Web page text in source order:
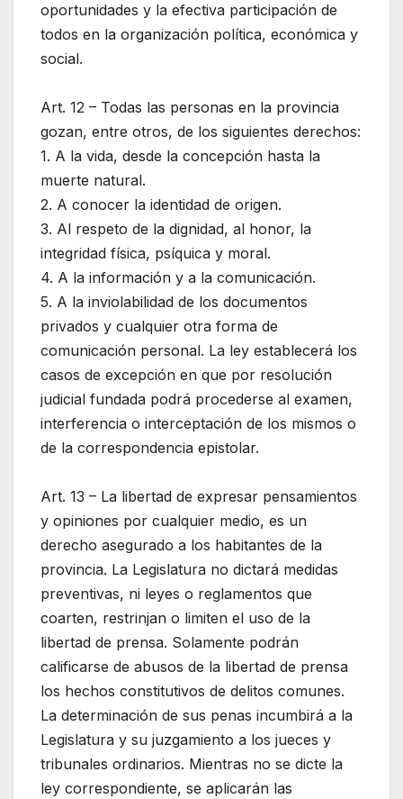
oportunidades y la efectiva participación de
todos en la organización política, económica y
social.
Art. 12 – Todas las personas en la provincia
gozan, entre otros, de los siguientes derechos:
1. A la vida, desde la concepción hasta la
muerte natural.
2. A conocer la identidad de origen.
3. Al respeto de la dignidad, al honor, la
integridad física, psíquica y moral.
4. A la información y a la comunicación.
5. A la inviolabilidad de los documentos
privados y cualquier otra forma de
comunicación personal. La ley establecerá los
casos de excepción en que por resolución
judicial fundada podrá procederse al examen,
interferencia o interceptación de los mismos o
de la correspondencia epistolar.
Art. 13 – La libertad de expresar pensamientos
y opiniones por cualquier medio, es un
derecho asegurado a los habitantes de la
provincia. La Legislatura no dictará medidas
preventivas, ni leyes o reglamentos que
coarten, restrinjan o limiten el uso de la
libertad de prensa. Solamente podrán
calificarse de abusos de la libertad de prensa
los hechos constitutivos de delitos comunes.
La determinación de sus penas incumbirá a la
Legislatura y su juzgamiento a los jueces y
tribunales ordinarios. Mientras no se dicte la
ley correspondiente, se aplicarán las